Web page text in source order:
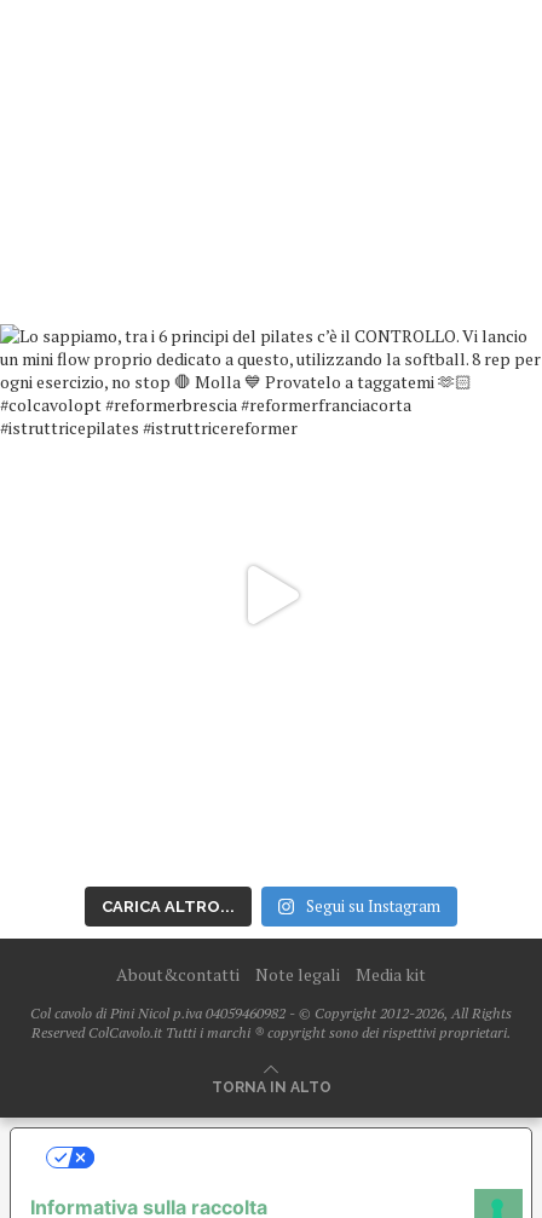
CARICA ALTRO... Segui su Instagram
About&contatti Note legali Media kit
Col cavolo di Pini Nicol p.iva 04059460982 - © Copyright 2012-2026, All Rights
Reserved ColCavolo.it Tutti i marchi ® copyright sono dei rispettivi proprietari.
TORNA IN ALTO
Informativa sulla raccolta